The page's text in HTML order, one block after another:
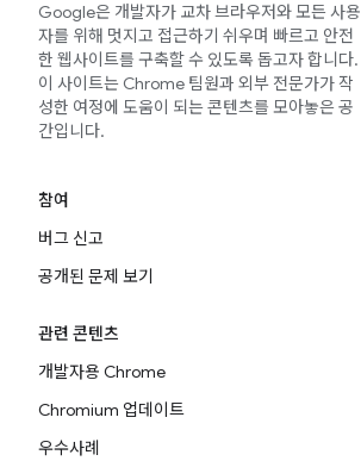
Google은 개발자가 교차 브라우저와 모든 사용
자를 위해 멋지고 접근하기 쉬우며 빠르고 안전
한 웹사이트를 구축할 수 있도록 돕고자 합니다.
이 사이트는 Chrome 팀원과 외부 전문가가 작
성한 여정에 도움이 되는 콘텐츠를 모아놓은 공
간입니다.
참여
버그 신고
공개된 문제 보기
관련 콘텐츠
개발자용 Chrome
Chromium 업데이트
우수사례